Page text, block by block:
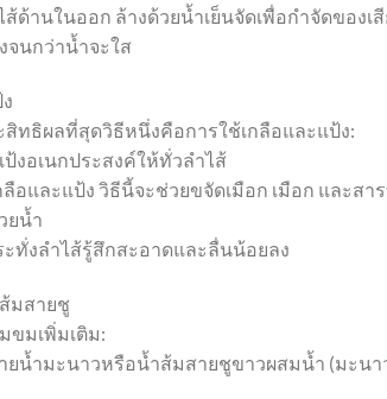
ด้านในออก ล้างด้วยน้ำเย็นจัดเพื่อกำจัดของ
นกว่าน้ำจะใส
สิทธิผลที่สุดวิธีหนึ่งคือการใช้เกลือและแป้ง:
งอเนกประสงค์ให้ทั่วลำไส้
อและแป้ง วิธีนี้จะช่วยขจัดเมือก เมือก และสา
ยน้ำ
ะทั่งลำไส้รู้สึกสะอาดและลื่นน้อยลง
มสายชู
ขมเพิ่มเติม:
ยน้ำมะนาวหรือน้ำส้มสายชูขาวผสมน้ำ (มะนา